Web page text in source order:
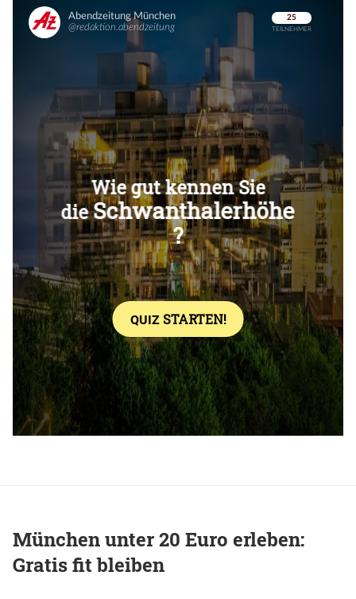
Überspringen
Überspringen
München unter 20 Euro erleben:
Gratis fit bleiben